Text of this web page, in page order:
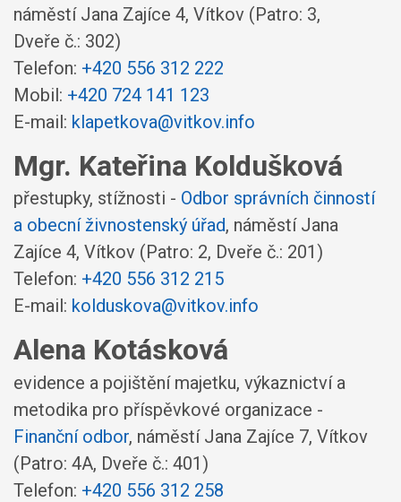
náměstí Jana Zajíce 4, Vítkov (Patro: 3,
Dveře č.: 302)
Telefon: +420 556 312 222
Mobil: +420 724 141 123
E-mail: klapetkova@vitkov.info
Mgr. Kateřina Koldušková
přestupky, stížnosti - Odbor správních činností
a obecní živnostenský úřad, náměstí Jana
Zajíce 4, Vítkov (Patro: 2, Dveře č.: 201)
Telefon: +420 556 312 215
E-mail: kolduskova@vitkov.info
Alena Kotásková
evidence a pojištění majetku, výkaznictví a
metodika pro příspěvkové organizace -
Finanční odbor, náměstí Jana Zajíce 7, Vítkov
(Patro: 4A, Dveře č.: 401)
Telefon: +420 556 312 258